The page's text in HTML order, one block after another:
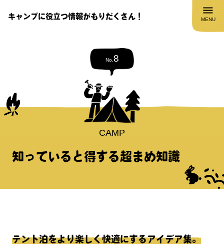
キャンプに役立つ情報がもりだくさん！ MENU
No. 8
CAMP
知っていると得する超まめ知識
テント泊をより楽しく快適にするアイデア集。